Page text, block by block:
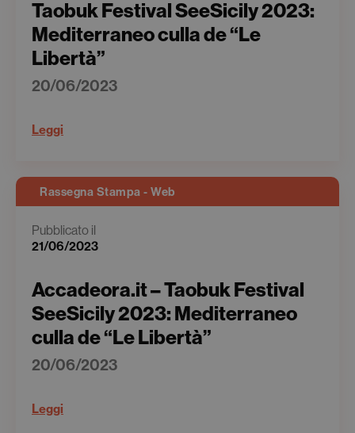
Taobuk Festival SeeSicily 2023:
Mediterraneo culla de “Le
Libertà”
20/06/2023
Leggi
Rassegna Stampa - Web
Pubblicato il
21/06/2023
Accadeora.it – Taobuk Festival
SeeSicily 2023: Mediterraneo
culla de “Le Libertà”
20/06/2023
Leggi